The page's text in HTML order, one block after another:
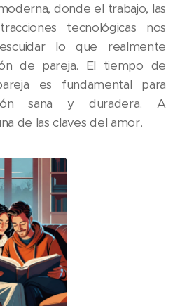
donde el trabajo, las
tecnológicas nos
lo que realmente
de pareja. El tiempo de
es fundamental para
sana y duradera. A
de las claves del amor.